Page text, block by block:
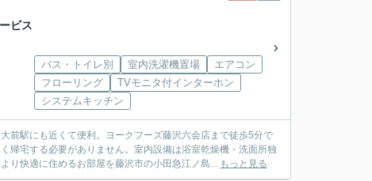
ビス
バス・トイレ別 室内洗濯機置場
エアコン
フローリング
TVモニタ付インターホン
システムキッチン
前駅にも近くて便利。ヨークフーズ藤沢六会店まで徒歩5分で
帰宅する必要がありません。室内設備は浴室乾燥機・洗面所独
り快適に住めるお部屋を藤沢市の小田急江ノ島... もっと見る